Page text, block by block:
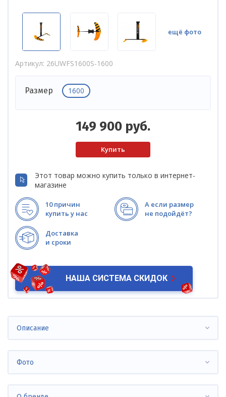
Артикул 26UWFS1600S-1600
Размер 1600
149 900 руб.
Этот товар можно купить только в интернет-
магазине
10 причин
купить у нас
А если размер
не подойдёт?
Доставка
и сроки
НАША СИСТЕМА СКИДОК
Описание
Фото